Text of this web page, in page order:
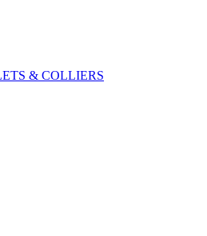
& COLLIERS